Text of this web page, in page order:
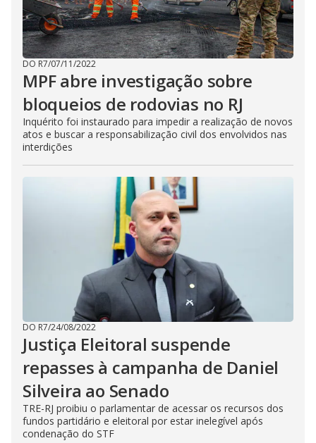
DO R7/07/11/2022
MPF abre investigação sobre
bloqueios de rodovias no RJ
Inquérito foi instaurado para impedir a realização de novos
atos e buscar a responsabilização civil dos envolvidos nas
interdições
DO R7/24/08/2022
Justiça Eleitoral suspende
repasses à campanha de Daniel
Silveira ao Senado
TRE-RJ proibiu o parlamentar de acessar os recursos dos
fundos partidário e eleitoral por estar inelegível após
condenação do STF